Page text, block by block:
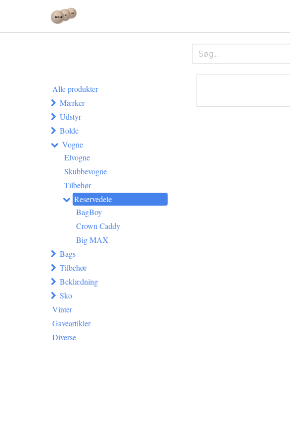
Alle produkter
Mærker
Udstyr
Bolde
Vogne
Elvogne
Skubbevogne
Tilbehør
Reservedele
BagBoy
Crown Caddy
Big MAX
Bags
Tilbehør
Beklædning
Sko
Vinter
Gaveartikler
Diverse